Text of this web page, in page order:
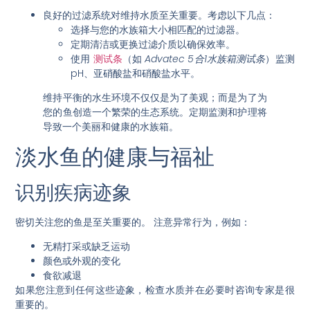
良好的过滤系统对维持水质至关重要。考虑以下几点：
选择与您的水族箱大小相匹配的过滤器。
定期清洁或更换过滤介质以确保效率。
使用 测试条 （如Advatec 5合1水族箱测试条）监测
pH、亚硝酸盐和硝酸盐水平。
维持平衡的水生环境不仅仅是为了美观；而是为了为
您的鱼创造一个繁荣的生态系统。定期监测和护理将
导致一个美丽和健康的水族箱。
淡水鱼的健康与福祉
识别疾病迹象
密切关注您的鱼是至关重要的。注意异常行为 ，例如：
无精打采或缺乏运动
颜色或外观的变化
食欲减退
如果您注意到任何这些迹象，检查水质并在必要时咨询专家是很
重要的。